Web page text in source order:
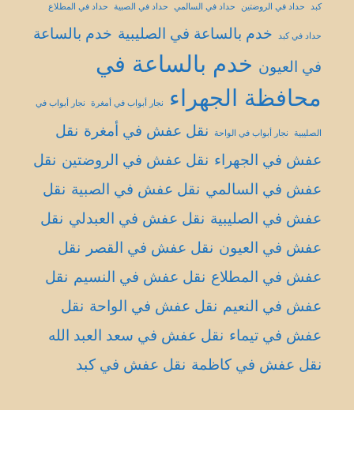
كبد حداد في الروضتين حداد في السالمي حداد في الصبية حداد في المطلاع
حداد في كبد خدم بالساعة في الصليبية خدم بالساعة
في العيون خدم بالساعة في
محافظة الجهراء
نجار أبواب في أمغرة نجار أبواب في
الصليبية نجار أبواب في الواحة نقل عفش في أمغرة نقل
عفش في الجهراء نقل عفش في الروضتين نقل
عفش في السالمي نقل عفش في الصبية نقل
عفش في الصليبية نقل عفش في العبدلي نقل
عفش في العيون نقل عفش في القصر
نقل
عفش في المطلاع نقل عفش في النسيم نقل
عفش في النعيم نقل عفش في الواحة نقل
عفش في تيماء نقل عفش في سعد العبد الله
نقل عفش في كاظمة نقل عفش في كبد